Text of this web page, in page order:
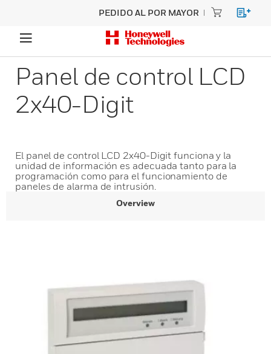
PEDIDO AL POR MAYOR
Panel de control LCD
2x40-Digit
El panel de control LCD 2x40-Digit funciona y la
unidad de información es adecuada tanto para la
programación como para el funcionamiento de
paneles de alarma de intrusión.
Overview